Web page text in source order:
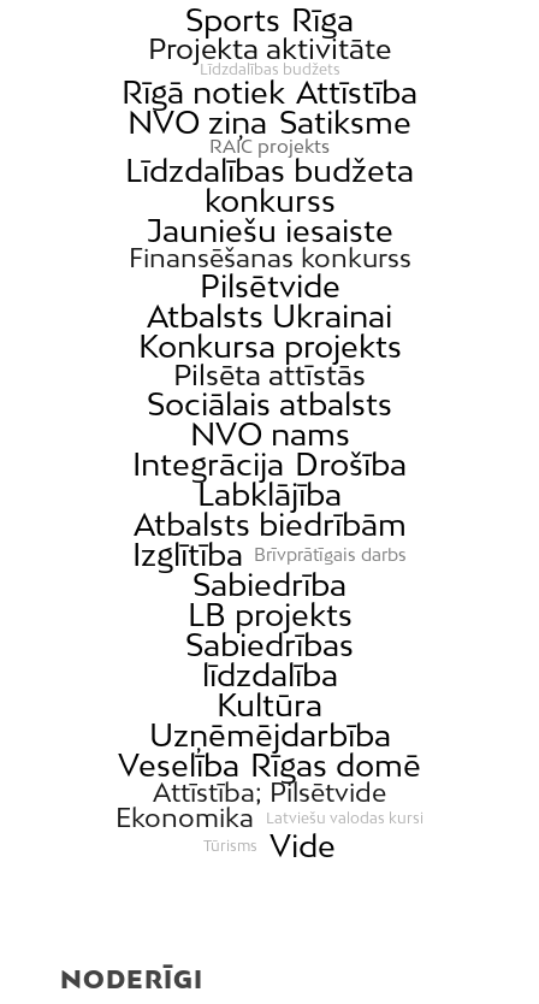
Sports Rīga
Projekta aktivitāte
Līdzdalības budžets
Rīgā notiek Attīstība
NVO ziņa Satiksme
RAIC projekts
Līdzdalības budžeta
konkurss
Jauniešu iesaiste
Finansēšanas konkurss
Pilsētvide
Atbalsts Ukrainai
Konkursa projekts
Pilsēta attīstās
Sociālais atbalsts
NVO nams
Integrācija Drošība
Labklājība
Atbalsts biedrībām
Izglītība
Brīvprātīgais darbs
Sabiedrība
LB projekts
Sabiedrības
līdzdalība
Kultūra
Uzņēmējdarbība
Veselība Rīgas domē
Attīstība; Pilsētvide
Ekonomika
Latviešu valodas kursi
Tūrisms
Vide
NODERĪGI